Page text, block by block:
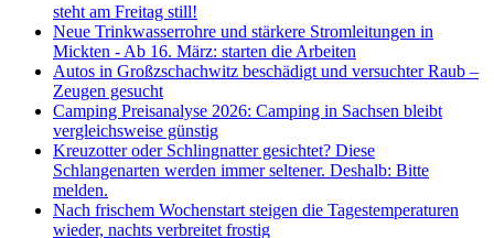
steht am Freitag still!
Neue Trinkwasserrohre und stärkere Stromleitungen in
Mickten - Ab 16. März: starten die Arbeiten
Autos in Großzschachwitz beschädigt und versuchter Raub –
Zeugen gesucht
Camping Preisanalyse 2026: Camping in Sachsen bleibt
vergleichsweise günstig
Kreuzotter oder Schlingnatter gesichtet? Diese
Schlangenarten werden immer seltener. Deshalb: Bitte
melden.
Nach frischem Wochenstart steigen die Tagestemperaturen
wieder, nachts verbreitet frostig